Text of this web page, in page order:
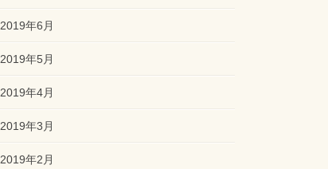
2019年6月
2019年5月
2019年4月
2019年3月
2019年2月